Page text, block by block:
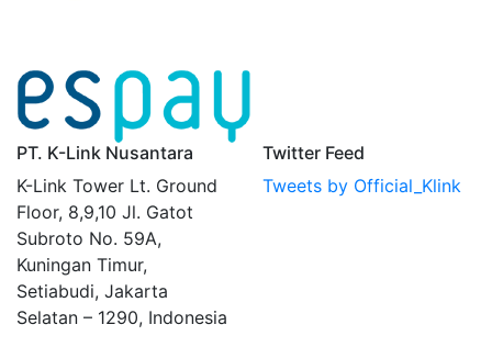
PT. K-Link Nusantara
K-Link Tower Lt. Ground
Floor, 8,9,10 Jl. Gatot
Subroto No. 59A,
Kuningan Timur,
Setiabudi, Jakarta
Selatan – 1290, Indonesia
Twitter Feed
Tweets by Official_Klink